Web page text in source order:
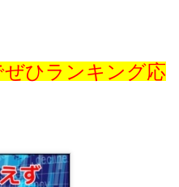
ひランキング応